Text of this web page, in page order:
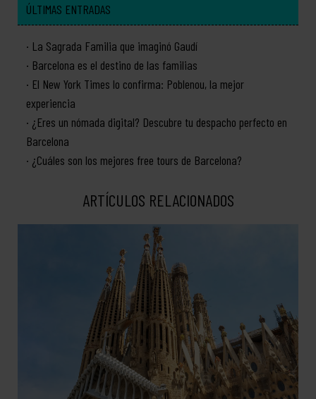
ÚLTIMAS ENTRADAS
La Sagrada Familia que imaginó Gaudí
Barcelona es el destino de las familias
El New York Times lo confirma: Poblenou, la mejor
experiencia
¿Eres un nómada digital? Descubre tu despacho perfecto en
Barcelona
¿Cuáles son los mejores free tours de Barcelona?
ARTÍCULOS RELACIONADOS